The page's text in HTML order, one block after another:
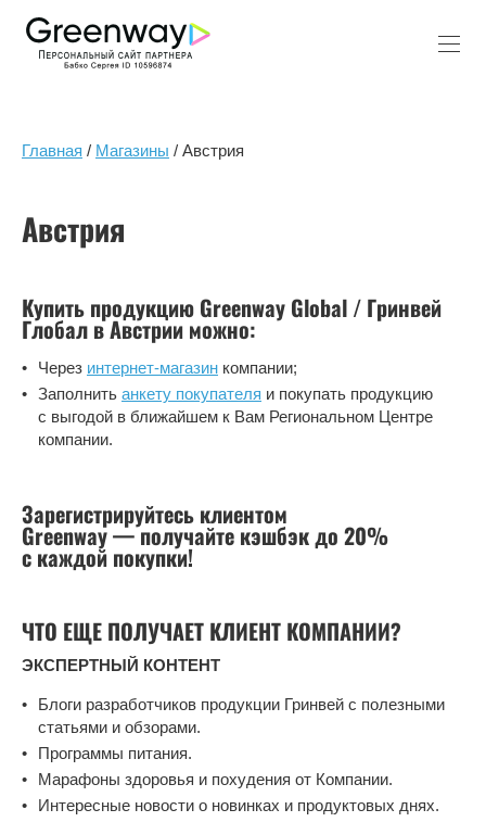
Главная / Магазины / Австрия
Австрия
Купить продукцию Greenway Global / Гринвей
Глобал в Австрии можно:
Через интернет-магазин компании;
Заполнить анкету покупателя и покупать продукцию
с выгодой в ближайшем к Вам Региональном Центре
компании.
Зарегистрируйтесь клиентом
Greenway — получайте кэшбэк до 20%
с каждой покупки!
ЧТО ЕЩЕ ПОЛУЧАЕТ КЛИЕНТ КОМПАНИИ?
ЭКСПЕРТНЫЙ КОНТЕНТ
Блоги разработчиков продукции Гринвей с полезными
статьями и обзорами.
Программы питания.
Марафоны здоровья и похудения от Компании.
Интересные новости о новинках и продуктовых днях.